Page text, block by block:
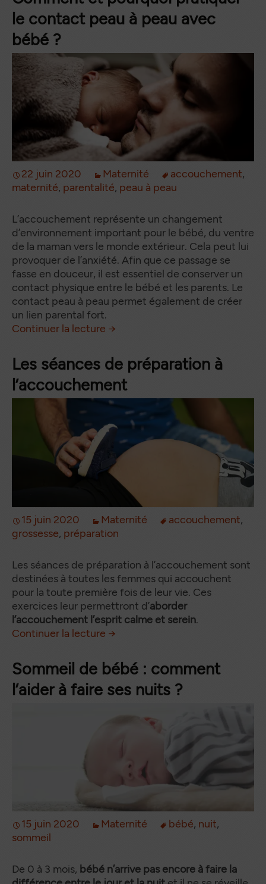
le contact peau à peau avec
bébé ?
22 juin 2020 Maternité accouchement,
maternité, parentalité, peau à peau
L’accouchement représente un changement
d’environnement important pour le bébé, du ventre
de la maman vers le monde extérieur. Cela peut lui
provoquer de l’anxiété. Afin que ce passage se
fasse en douceur, il est essentiel de conserver un
contact physique entre le bébé et les parents. Le
contact peau à peau permet également de créer
un lien parental fort.
Continuer la lecture de
→
Les séances de préparation à
l’accouchement
15 juin 2020 Maternité accouchement,
grossesse, préparation
Les séances de préparation à l’accouchement sont
destinées à toutes les femmes qui accouchent
pour la toute première fois de leur vie. Ces
exercices leur permettront d’aborder
l’accouchement l’esprit calme et serein.
Continuer la lecture de
→
Sommeil de bébé : comment
l’aider à faire ses nuits ?
15 juin 2020 Maternité bébé, nuit,
sommeil
De 0 à 3 mois, bébé n’arrive pas encore à faire la